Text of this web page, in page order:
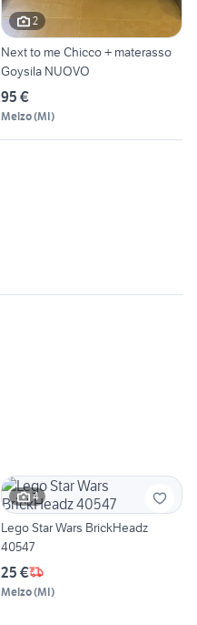
2
Next to me Chicco + materasso
Goysila NUOVO
95 €
Melzo(MI)
4
Lego Star Wars BrickHeadz
40547
25 €
Melzo(MI)